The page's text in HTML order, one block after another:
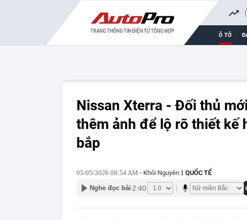
Ô TÔ
Nissan Xterra - Đối thủ
thêm ảnh để lộ rõ thiết kế
bắp
05/05/2026 08:54 AM - Khôi Nguyên QUỐC TẾ
Nghe đọc bài 2:40